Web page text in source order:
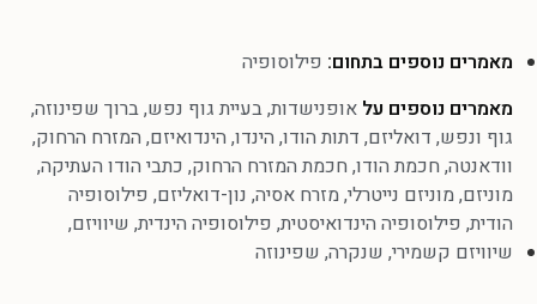
מאמרים נוספים בתחום: פילוסופיה
מאמרים נוספים על אופנישדות,בעיית גוף נפש,ברוך שפינוזה,
גוף ונפש, דואליזם, דתות הודו, הינדו, הינדואיזם, המזרח הרחוק,
וודאנטה, חכמת הודו, חכמת המזרח הרחוק, כתבי הודו העתיקה,
מוניזם,מוניזם נייטרלי,מזרח אסיה, נון-דואליזם, פילוסופיה
הודית, פילוסופיה הינדואיסטית, פילוסופיה הינדית, שיוויזם,
שיוויזם קשמירי, שנקרה, שפינוזה